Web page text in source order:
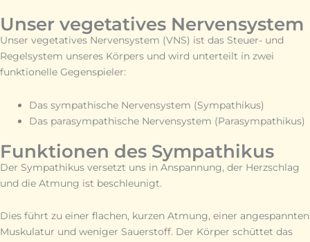
Unser vegetatives Nervensystem
Unser vegetatives Nervensystem (VNS) ist das Steuer- und
Regelsystem unseres Körpers und wird unterteilt in zwei
funktionelle Gegenspieler:
Das sympathische Nervensystem (Sympathikus)
Das parasympathische Nervensystem (Parasympathikus)
Funktionen des Sympathikus
Der Sympathikus versetzt uns in Anspannung, der Herzschlag
und die Atmung ist beschleunigt.
Dies führt zu einer flachen, kurzen Atmung, einer angespannten
Muskulatur und weniger Sauerstoff. Der Körper schüttet das